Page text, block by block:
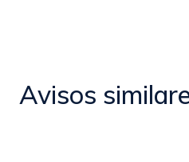
Avisos